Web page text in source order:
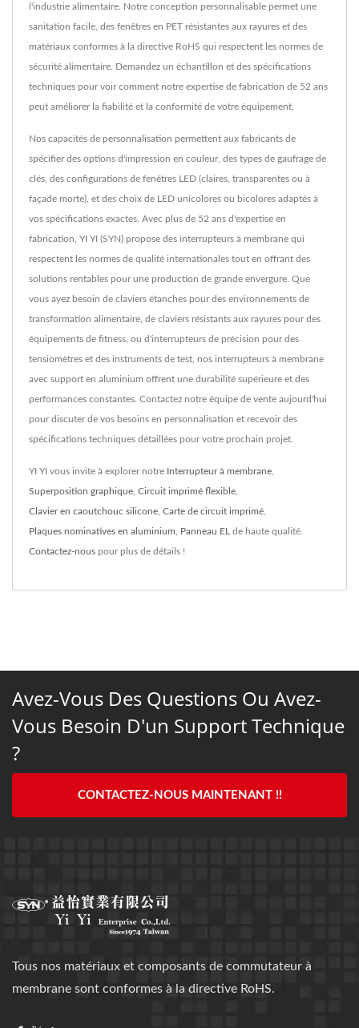
l'industrie alimentaire. Notre conception personnalisable permet une
sanitation facile, des fenêtres en PET résistantes aux rayures et des
matériaux conformes à la directive RoHS qui respectent les normes de
sécurité alimentaire. Demandez un échantillon et des spécifications
techniques pour voir comment notre expertise de fabrication de 52 ans
peut améliorer la fiabilité et la conformité de votre équipement.
Nos capacités de personnalisation permettent aux fabricants de
spécifier des options d'impression en couleur, des types de gaufrage de
clés, des configurations de fenêtres LED (claires, transparentes ou à
façade morte), et des choix de LED unicolores ou bicolores adaptés à
vos spécifications exactes. Avec plus de 52 ans d'expertise en
fabrication, YI YI (SYN) propose des interrupteurs à membrane qui
respectent les normes de qualité internationales tout en offrant des
solutions rentables pour une production de grande envergure. Que
vous ayez besoin de claviers étanches pour des environnements de
transformation alimentaire, de claviers résistants aux rayures pour des
équipements de fitness, ou d'interrupteurs de précision pour des
tensiomètres et des instruments de test, nos interrupteurs à membrane
avec support en aluminium offrent une durabilité supérieure et des
performances constantes. Contactez notre équipe de vente aujourd'hui
pour discuter de vos besoins en personnalisation et recevoir des
spécifications techniques détaillées pour votre prochain projet.
YI YI vous invite à explorer notre Interrupteur à membrane
Superposition graphique Circuit imprimé flexible
Clavier en caoutchouc silicone Carte de circuit imprimé
Plaques nominatives en aluminium Panneau EL de haute qualité.
Contactez-nous pour plus de détails !
Avez-Vous Des Questions Ou Avez-
Vous Besoin D'un Support Technique
?
CONTACTEZ-NOUS MAINTENANT !!
Tous nos matériaux et composants de commutateur à
membrane sont conformes à la directive RoHS.